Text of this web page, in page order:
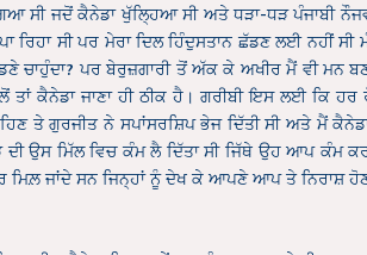
ਸੀ ਜਦੋਂ ਕੈਨੇਡਾ ਖੁੱਲ੍ਹਿਆ ਸੀ ਅਤੇ ਧੜਾ-ਧੜ ਪੰਜਾਬੀ
ਰਿਹਾ ਸੀ ਪਰ ਮੇਰਾ ਦਿਲ ਹਿੰਦੁਸਤਾਨ ਛੱਡਣ ਲਈ ਨਹੀਂ
ਪਰ ਬੇਰੁਜ਼ਗਾਰੀ ਤੋਂ ਅੱਕ ਕੇ ਅਖੀਰ ਮੈਂ ਵੀ ਮਨ
ਤਾਂ ਕੈਨੇਡਾ ਜਾਣਾ ਹੀ ਠੀਕ ਹੈ। ਗਰੀਬੀ ਇਸ ਲਈ ਕਿ
ਤੇ ਗੁਰਜੀਤ ਨੇ ਸਪਾਂਸਰਸ਼ਿਪ ਭੇਜ ਦਿੱਤੀ ਸੀ ਅਤੇ ਮੈਂ
ਉਸ ਮਿੱਲ ਵਿਚ ਕੰਮ ਲੈ ਦਿੱਤਾ ਸੀ ਜਿੱਥੇ ਉਹ ਆਪ ਕੰਮ
ਮਿਲ਼ ਜਾਂਦੇ ਸਨ ਜਿਨ੍ਹਾਂ ਨੂੰ ਦੇਖ ਕੇ ਆਪਣੇ ਆਪ ਤੇ ਨਿਰਾਸ਼